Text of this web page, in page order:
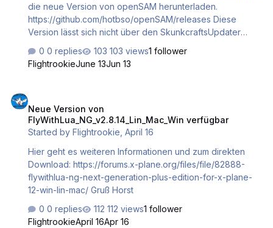
die neue Version von openSAM herunterladen.
https://github.com/hotbso/openSAM/releases Diese
Version lässt sich nicht über den SkunkcraftsUpdater
0 replies 103 views1 follower
FlightrookieJune 13Jun 13
Neue Version von
FlyWithLua_NG_v2.8.14_Lin_Mac_Win verfügbar
Started byFlightrookie ,April 16
Hier geht es weiteren Informationen und zum direkten
Download: https://forums.x-plane.org/files/file/82888-
flywithlua-ng-next-generation-plus-edition-for-x-plane-
12-win-lin-mac/ Gruß Horst
0 replies
112 views1 follower
FlightrookieApril 16Apr 16